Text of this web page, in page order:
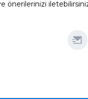
önerilerinizi